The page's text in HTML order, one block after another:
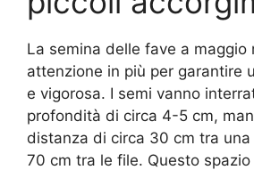
La semina delle fave a maggio
attenzione in più per garantire
e vigorosa. I semi vanno
profondità di circa 4-5 cm,
distanza di circa 30 cm tra una
70 cm tra le file. Questo